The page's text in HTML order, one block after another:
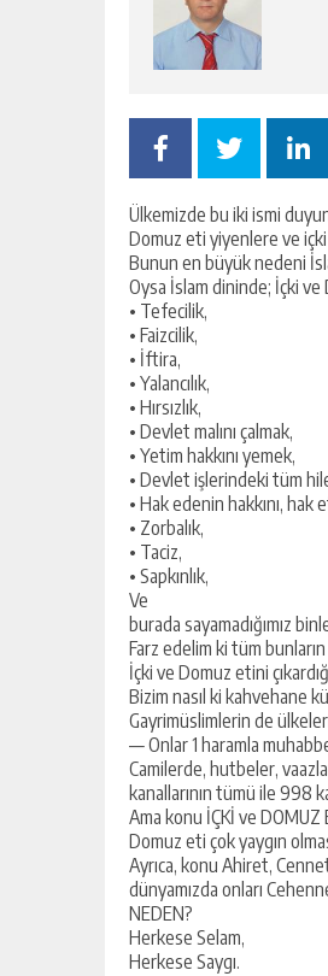
Ülkemizde bu iki ismi
Domuz eti yiyenlere ve
Bunun en büyük nedeni
Oysa İslam dininde; İçki ve
• Tefecilik,
• Faizcilik,
• İftira,
• Yalancılık,
• Hırsızlık,
• Devlet malını çalmak,
• Yetim hakkını yemek,
• Devlet işlerindeki tüm
• Hak edenin hakkını,
• Zorbalık,
• Taciz,
• Sapkınlık,
Ve
burada sayamadığımız
Farz edelim ki tüm bunların
İçki ve Domuz etini
Bizim nasıl ki kahvehane
Gayrimüslimlerin de
— Onlar 1 haramla
Camilerde, hutbeler,
kanallarının tümü ile 998
Ama konu İÇKİ ve
Domuz eti çok yaygın
Ayrıca, konu Ahiret,
dünyamızda onları
NEDEN?
Herkese Selam,
Herkese Saygı.